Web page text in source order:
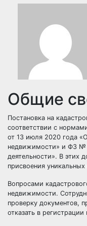
Общие
Постановка на
соответствии с
от 13 июля 2020 года
недвижимости» и ФЗ №
деятельности». В этих
присвоения
Вопросами
недвижимости.
проверку документов,
отказать в